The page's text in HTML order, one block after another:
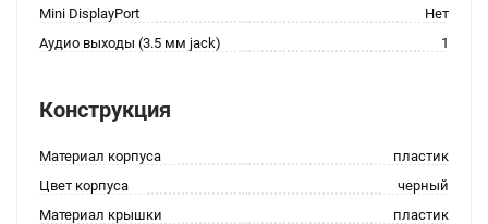
Mini DisplayPort
Нет
Аудио выходы (3.5 мм jack)
1
Конструкция
Материал корпуса
пластик
Цвет корпуса
черный
Материал крышки
пластик